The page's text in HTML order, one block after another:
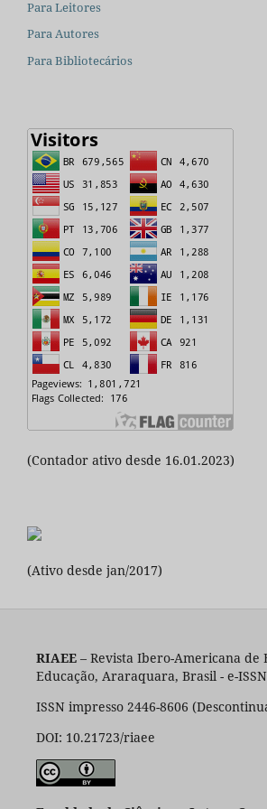
Para Leitores
Para Autores
Para Bibliotecários
(Contador ativo desde 16.01.2023)
(Ativo desde jan/2017)
RIAEE– Revista Ibero-Americana de
Educação, Araraquara, Brasil - e-
ISSN impresso 2446-8606
DOI: 10.21723/riaee